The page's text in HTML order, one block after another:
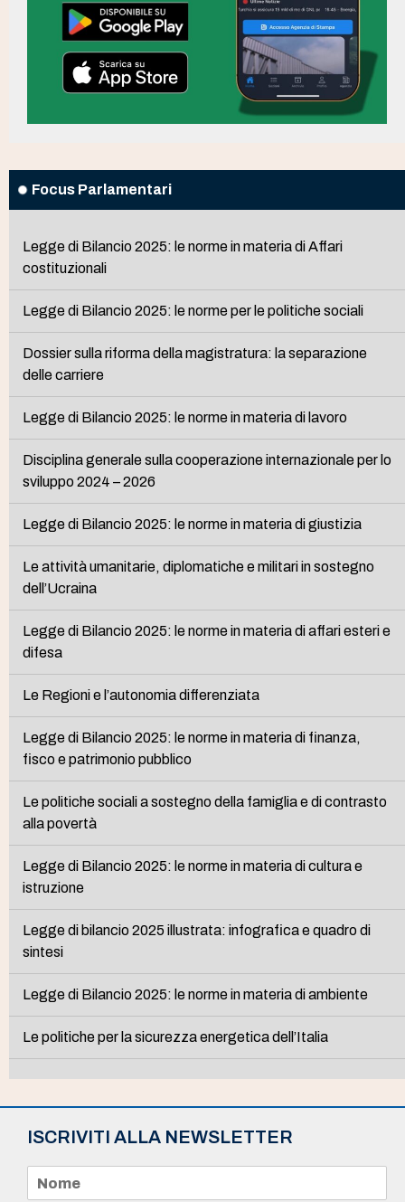
Focus Parlamentari
Legge di Bilancio 2025: le norme in materia di Affari
costituzionali
Legge di Bilancio 2025: le norme per le politiche sociali
Dossier sulla riforma della magistratura: la separazione
delle carriere
Legge di Bilancio 2025: le norme in materia di lavoro
Disciplina generale sulla cooperazione internazionale per lo
sviluppo 2024 – 2026
Legge di Bilancio 2025: le norme in materia di giustizia
Le attività umanitarie, diplomatiche e militari in sostegno
dell’Ucraina
Legge di Bilancio 2025: le norme in materia di affari esteri e
difesa
Le Regioni e l’autonomia differenziata
Legge di Bilancio 2025: le norme in materia di finanza,
fisco e patrimonio pubblico
Le politiche sociali a sostegno della famiglia e di contrasto
alla povertà
Legge di Bilancio 2025: le norme in materia di cultura e
istruzione
Legge di bilancio 2025 illustrata: infografica e quadro di
sintesi
Legge di Bilancio 2025: le norme in materia di ambiente
Le politiche per la sicurezza energetica dell’Italia
ISCRIVITI ALLA NEWSLETTER